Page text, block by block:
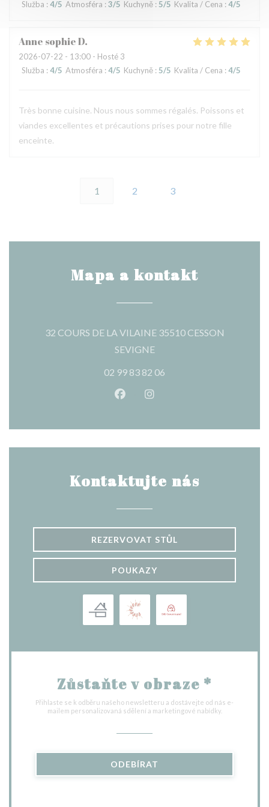
Služba : 4/5 Atmosféra : 3/5 Kuchyně : 5/5 Kvalita / Cena :4/5
Anne sophieD
2026-07-22 - 13:00 - Hosté 3
Služba : 4/5 Atmosféra : 4/5 Kuchyně : 5/5 Kvalita / Cena : 4/5
Très bonne cuisine. Nous nous sommes régalés. Poissons et
viandes excellentes et précautions prises pour notre fille
enceinte.
1 2 3
Mapa a kontakt
32 COURS DE LA VILAINE 35510 CESSON
SEVIGNE((otevře se v novém okně))
02 99 83 82 06
Facebook ((otevře se v novém
Instagram ((otevře se v
Kontaktujte nás
REZERVOVAT STŮL
POUKAZY
Zůstaňte v obraze *
Přihlaste se k odběru našeho newsletteru a dostávejte od nás e-
mailem personalizovaná sdělení a marketingové nabídky.
ODEBÍRAT